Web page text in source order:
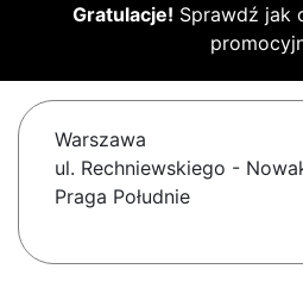
Gratulacje! Sprawdź jak
Warszawa
ul. Rechniewskiego -
Praga Południe